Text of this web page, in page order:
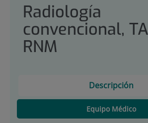
Radiología
convencional,
RNM
Descripción
Equipo Médico